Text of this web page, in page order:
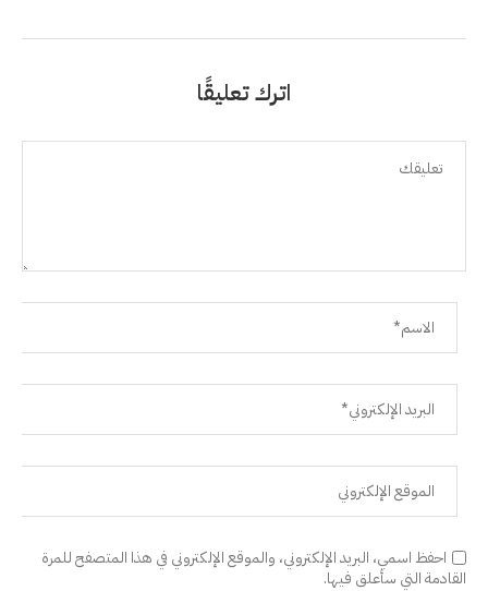
اترك تعليقًا
احفظ اسمي، البريد الإلكتروني، والموقع الإلكتروني في هذا المتصفح للمرة
القادمة التي سأعلق فيها.